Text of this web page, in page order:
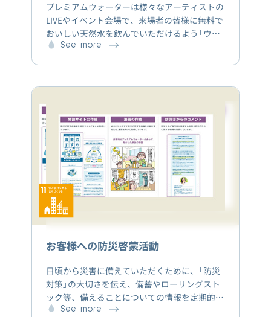
プレミアムウォーターは様々なアーティストの
LIVEやイベント会場で、来場者の皆様に無料で
おいしい天然水を飲んでいただけるよう「ウォ
ーターステーション」を提供しています。ご来
組みのひとつとして、ウォーターステーション
See more
お客様への防災啓蒙活動
日頃から災害に備えていただくために、「防災
対策」の大切さを伝え、備蓄やローリングスト
ック等、備えることについての情報を定期的に
発信しています。
See more